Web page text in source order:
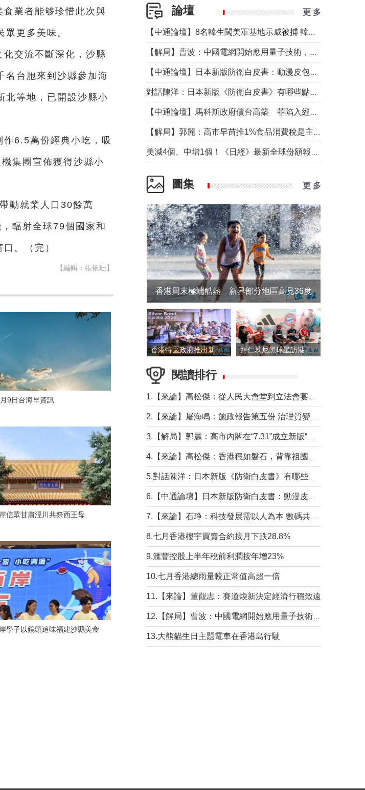
業者能够珍惜此次與
更多美味。
交流不斷深化，沙縣
名台胞來到沙縣參加海
北等地，已開設沙縣小
作6.5萬份經典小吃，吸
集團宣佈獲得沙縣小
動就業人口30餘萬
輻射全球79個國家和
。（完）
【編輯：張依珊】
9日台海早資訊
信眾甘肅涇川共祭西王母
學子以鏡頭追味福建沙縣美食
論壇 更 多
圖集 更 多
香港周末極端酷熱 新界部分地區高見36度
香港特區政府推出新一批銀色債券 每手1萬元保底息4.25厘 拜仁慕尼黑球星訪港 與球迷近距離互動
閱讀排行
8.七月香港樓宇買賣合約按月下跌28.8%
9.滙豐控股上半年稅前利潤按年增23%
10.七月香港總雨量較正常值高超一倍
11.【來論】董觀志：賽道煥新決定經濟行穩致遠
13.大熊貓生日主題電車在香港島行駛